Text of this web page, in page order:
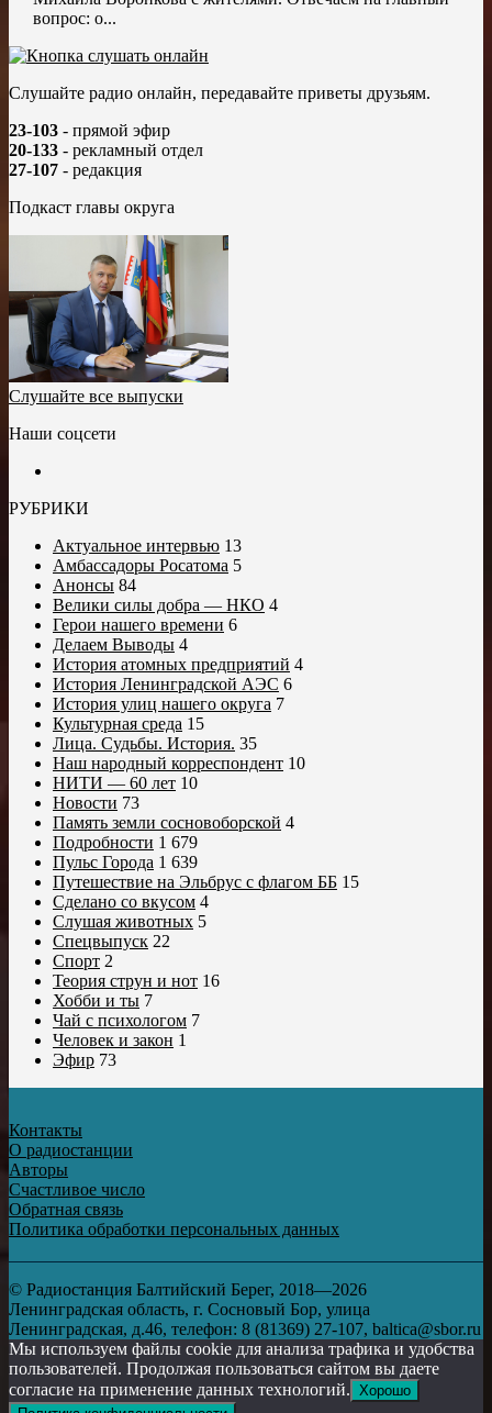
вопрос: о...
Слушайте радио онлайн, передавайте приветы друзьям.
23-103 - прямой эфир
20-133 - рекламный отдел
27-107 - редакция
Подкаст главы округа
Слушайте все выпуски
Наши соцсети
РУБРИКИ
Актуальное интервью 13
Амбассадоры Росатома 5
Анонсы 84
Велики силы добра — НКО 4
Герои нашего времени 6
Делаем Выводы 4
История атомных предприятий 4
История Ленинградской АЭС 6
История улиц нашего округа 7
Культурная среда 15
Лица. Судьбы. История. 35
Наш народный корреспондент 10
НИТИ — 60 лет 10
Новости 73
Память земли сосновоборской 4
Подробности 1 679
Пульс Города 1 639
Путешествие на Эльбрус с флагом ББ 15
Сделано со вкусом 4
Слушая животных 5
Спецвыпуск 22
Спорт 2
Теория струн и нот 16
Хобби и ты 7
Чай с психологом 7
Человек и закон 1
Эфир 73
Контакты
О радиостанции
Авторы
Счастливое число
Обратная связь
Политика обработки персональных данных
© Радиостанция Балтийский Берег, 2018—2026
Ленинградская область, г. Сосновый Бор, улица
Ленинградская, д.46, телефон: 8 (81369) 27-107, baltica@sbor.ru
Мы используем файлы cookie для анализа трафика и удобства
пользователей. Продолжая пользоваться сайтом вы даете
согласие на применение данных технологий. Хорошо